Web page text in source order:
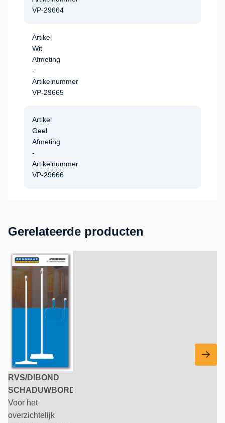
VP-29664
Artikel
Wit
Afmeting
-
Artikelnummer
VP-29665
Artikel
Geel
Afmeting
-
Artikelnummer
VP-29666
Gerelateerde producten
RVS/DIBOND
SCHADUWBORD
Voor het
overzichtelijk